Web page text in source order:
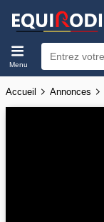
Menu
Accueil Annonces